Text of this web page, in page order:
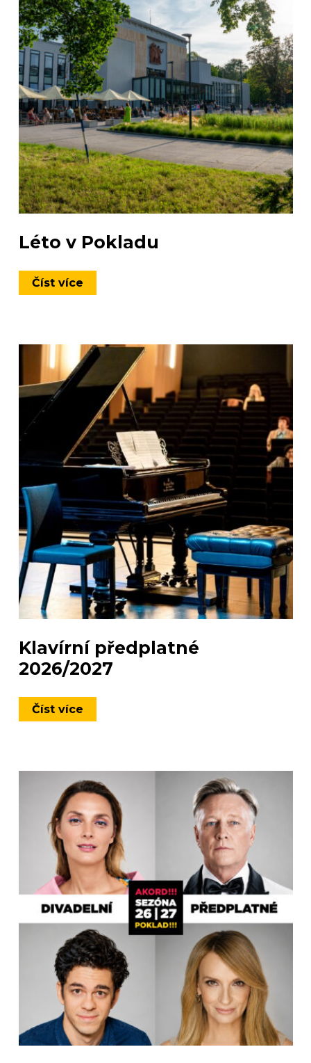
Léto v Pokladu
Číst více
Klavírní předplatné
2026/2027
Číst více